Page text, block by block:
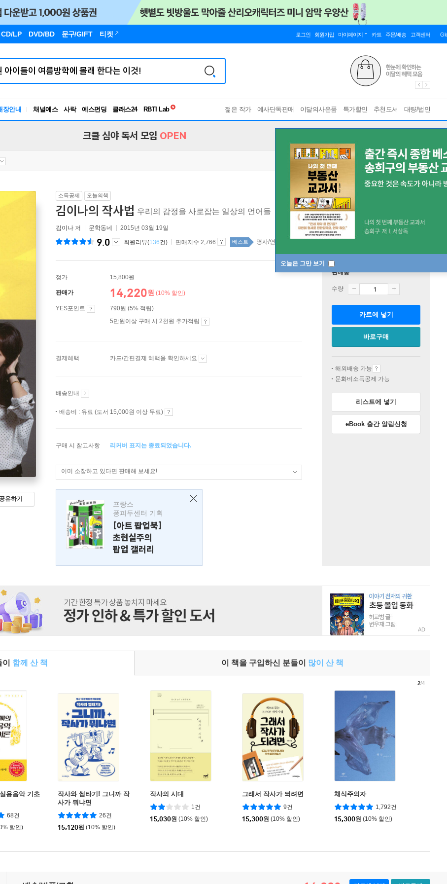
CD/LP DVD/BD 문구/GIFT 티켓 로그인 회원가입 마이페이지 카트 주문/배송 고객센터
장안내 채널예스 사락 예스펀딩 클래스24
RBTI Lab
젊은 작가 예사단독판매 이달의사은품 특가할인 추천도서 대량/법인
오늘은 그만 보기
크클 심야 독서 모임 OPEN
공유하기
소득공제 오늘의책
김이나의 작사법 우리의 감정을 사로잡는 일상의 언어들
김이나 저 문학동네 2015년 03월 19일
9.0 회원리뷰(136건) 판매지수 2,766 베스트 명사/연예인 에세이 29위
정가 15,800원
판매가 14,220원 (10% 할인)
YES포인트
790원 (5% 적립)
5만원이상 구매 시 2천원 추가적립
결제혜택 카드/간편결제 혜택을 확인하세요
배송안내
배송비 : 유료 (도서 15,000원 이상 무료)
구매 시 참고사항 리커버 표지는 종료되었습니다.
이미 소장하고 있다면 판매해 보세요!
프랑스
퐁피두센터 기획
[아트 팝업북]
초현실주의
팝업 갤러리
판매중
수량
카트에 넣기
바로구매
해외배송 가능
문화비소득공제 가능
리스트에 넣기
eBook 출간 알림신청
AD
함께 산 책 이 책을 구입하신 분들이 많이 산 책
용음악 기초
68건
할인)
작사와 썸타기! 그니까 작
사가 뭐냐면
26건
15,120원 (10% 할인)
작사의 시대
1건
15,030원 (10% 할인)
그래서 작사가 되려면
9건
15,300원 (10% 할인)
채식주의자
1,792건
15,300원 (10% 할인)
2/4